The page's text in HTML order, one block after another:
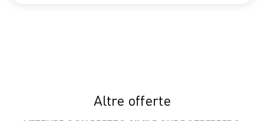
Altre offerte